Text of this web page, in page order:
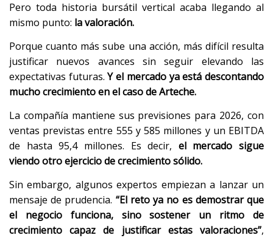
Pero toda historia bursátil vertical acaba llegando al
mismo punto: la valoración.
Porque cuanto más sube una acción, más difícil resulta
justificar nuevos avances sin seguir elevando las
expectativas futuras.Y el mercado ya está descontando
mucho crecimiento en el caso de Arteche.
La compañía mantiene sus previsiones para 2026, con
ventas previstas entre 555 y 585 millones y un EBITDA
de hasta 95,4 millones. Es decir, el mercado sigue
viendo otro ejercicio de crecimiento sólido.
Sin embargo, algunos expertos empiezan a lanzar un
mensaje de prudencia. “El reto ya no es demostrar que
el negocio funciona, sino sostener un ritmo de
crecimiento capaz de justificar estas valoraciones”,